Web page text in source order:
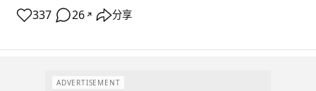
337 26 ↗ 分享
ADVERTISEMENT